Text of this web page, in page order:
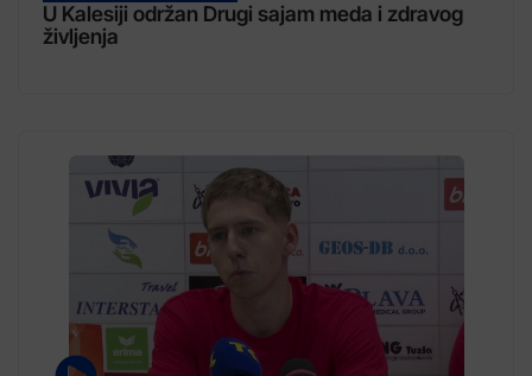
U Kalesiji održan Drugi sajam meda i zdravog
življenja